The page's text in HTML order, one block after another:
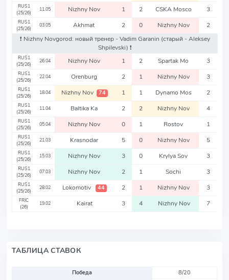
RUS1
(25/26)
11.05 Nizhny Nov 1 2 CSKA Mosco 3
RUS1
(25/26)
03.05 Akhmat 2 0 Nizhny Nov
2
❗️ Nizhny Novgorod: новый тренер - Vadim Garanin (старый - Aleksey
Shpilevski) ❗️
RUS1
(25/26)
26.04 Nizhny Nov 1 2 Spartak Mo 3
RUS1
(25/26)
22.04 Orenburg 2 1 Nizhny Nov 3
RUS1
(25/26)
18.04 Nizhny Nov 74 1 1 Dynamo Mos 2
RUS1
(25/26)
11.04 Baltika Ka 2 2 Nizhny Nov 4
RUS1
(25/26)
05.04 Nizhny Nov 0 1 Rostov 1
RUS1
(25/26)
21.03 Krasnodar 5 0 Nizhny Nov 5
RUS1
(25/26)
15.03 Nizhny Nov 3 0 Krylya Sov 3
RUS1
(25/26)
07.03 Nizhny Nov 2 1 Sochi 3
RUS1
(25/26)
28.02 Lokomotiv 44 2 1 Nizhny Nov 3
FRIC
(26)
19.02 Kairat 3 4 Nizhny Nov 7
ТАБЛИЦА СТАВОК
Победа
8/20